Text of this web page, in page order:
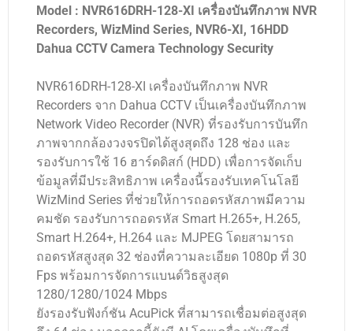
Model : NVR616DRH-128-XI เครื่องบันทึกภาพ NVR
Recorders, WizMind Series, NVR6-XI, 16HDD
Dahua CCTV Camera Technology Security
NVR616DRH-128-XI เครื่องบันทึกภาพ NVR
Recorders จาก Dahua CCTV เป็นเครื่องบันทึกภาพ
Network Video Recorder (NVR) ที่รองรับการบันทึก
ภาพจากกล้องวงจรปิดได้สูงสุดถึง 128 ช่อง และ
รองรับการใช้ 16 ฮาร์ดดิสก์ (HDD) เพื่อการจัดเก็บ
ข้อมูลที่มีประสิทธิภาพ เครื่องนี้รองรับเทคโนโลยี
WizMind Series ที่ช่วยให้การถอดรหัสภาพมีความ
คมชัด รองรับการถอดรหัส Smart H.265+, H.265,
Smart H.264+, H.264 และ MJPEG โดยสามารถ
ถอดรหัสสูงสุด 32 ช่องที่ความละเอียด 1080p ที่ 30
Fps พร้อมการจัดการแบนด์วิธสูงสุด
1280/1280/1024 Mbps
ยังรองรับฟังก์ชัน AcuPick ที่สามารถเชื่อมต่อสูงสุด